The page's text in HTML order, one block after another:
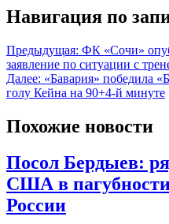
Навигация по
Предыдущая: ФК «Сочи»
заявление по ситуации с
Далее: «Бавария» победила
голу Кейна на 90+4-й минуте
Похожие новости
Посол Бердыев:
США в
России